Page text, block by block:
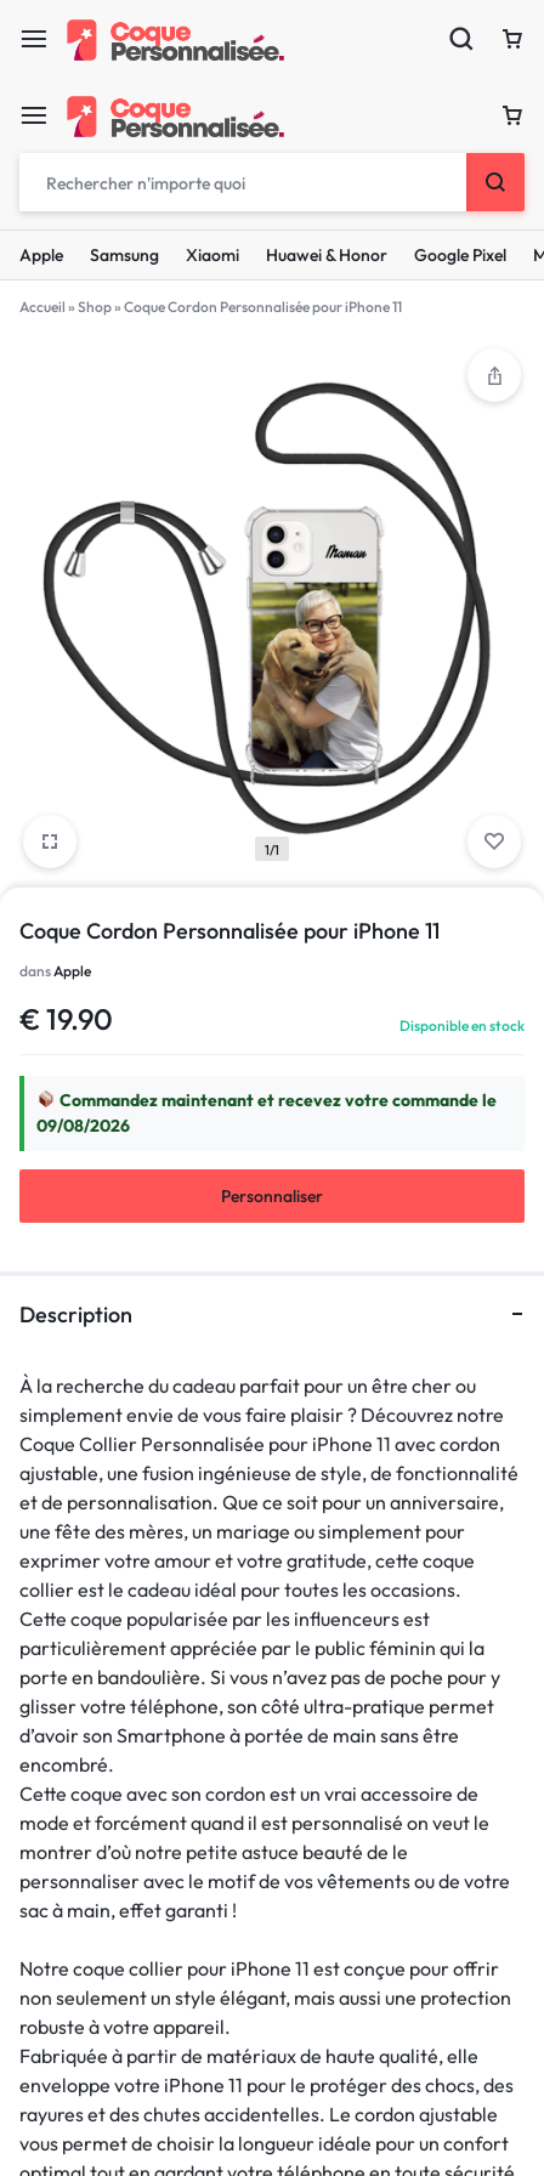
Apple Samsung Xiaomi Huawei & Honor Google Pixel
Accueil » Shop» Coque Cordon Personnalisée pour iPhone 11
1/1
Coque Cordon Personnalisée pour iPhone 11
dansApple
€ 19.90 Disponible en stock
Commandez maintenant et recevez votre commande le
09/08/2026
Personnaliser
Description
À la recherche du cadeau parfait pour un être cher ou
simplement envie de vous faire plaisir ? Découvrez notre
Coque Collier Personnalisée pour iPhone 11 avec cordon
ajustable, une fusion ingénieuse de style, de fonctionnalité
et de personnalisation. Que ce soit pour un anniversaire,
une fête des mères, un mariage ou simplement pour
exprimer votre amour et votre gratitude, cette coque
collier est le cadeau idéal pour toutes les occasions.
Cette coque popularisée par les influenceurs est
particulièrement appréciée par le public féminin qui la
porte en bandoulière. Si vous n’avez pas de poche pour y
glisser votre téléphone, son côté ultra-pratique permet
d’avoir son Smartphone à portée de main sans être
encombré.
Cette coque avec son cordon est un vrai accessoire de
mode et forcément quand il est personnalisé on veut le
montrer d’où notre petite astuce beauté de le
personnaliser avec le motif de vos vêtements ou de votre
sac à main, effet garanti !
Notre coque collier pour iPhone 11 est conçue pour offrir
non seulement un style élégant, mais aussi une protection
robuste à votre appareil.
Fabriquée à partir de matériaux de haute qualité, elle
enveloppe votre iPhone 11 pour le protéger des chocs, des
rayures et des chutes accidentelles. Le cordon ajustable
vous permet de choisir la longueur idéale pour un confort